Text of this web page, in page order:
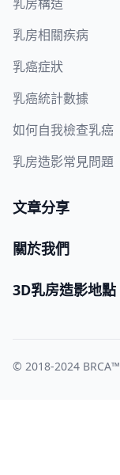
乳房相關疾病
乳癌症狀
乳癌統計數據
如何自我檢查乳癌
乳房造影常見問題
文章分享
關於我們
3D乳房造影地點
© 2018-2024 BRCA™